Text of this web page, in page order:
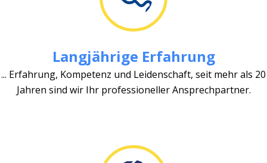
Langjährige Erfahrung
... Erfahrung, Kompetenz und Leidenschaft, seit mehr als 20
Jahren sind wir Ihr professioneller Ansprechpartner.